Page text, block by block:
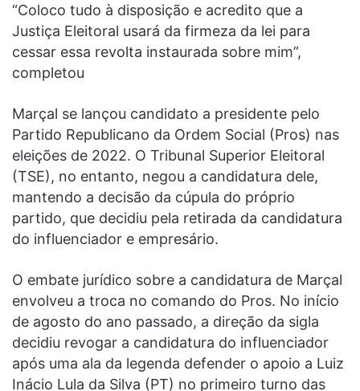
“Coloco tudo à disposição e acredito que a
Justiça Eleitoral usará da firmeza da lei para
cessar essa revolta instaurada sobre mim”,
completou
Marçal se lançou candidato a presidente pelo
Partido Republicano da Ordem Social (Pros) nas
eleições de 2022. O Tribunal Superior Eleitoral
(TSE), no entanto, negou a candidatura dele,
mantendo a decisão da cúpula do próprio
partido, que decidiu pela retirada da candidatura
do influenciador e empresário.
O embate jurídico sobre a candidatura de Marçal
envolveu a troca no comando do Pros. No início
de agosto do ano passado, a direção da sigla
decidiu revogar a candidatura do influenciador
após uma ala da legenda defender o apoio a Luiz
Inácio Lula da Silva (PT) no primeiro turno das